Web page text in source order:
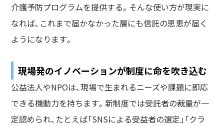
介護予防プログラムを提供する。そんな使い方が現実に
なれば、これまで届かなかった層にも信託の恩恵が届く
ようになります。
現場発のイノベーションが制度に命を吹き込む
公益法人やNPOは、現場で生まれるニーズや課題に即応
できる機動力を持ちます。新制度では受託者の裁量が一
定認められ、たとえば「SNSによる受益者の選定」「クラ